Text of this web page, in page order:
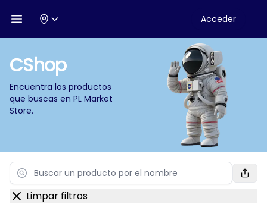
Open menu Acceder
CShop
Encuentra los productos
que buscas en PL Market
Store.
Search
Limpar filtros